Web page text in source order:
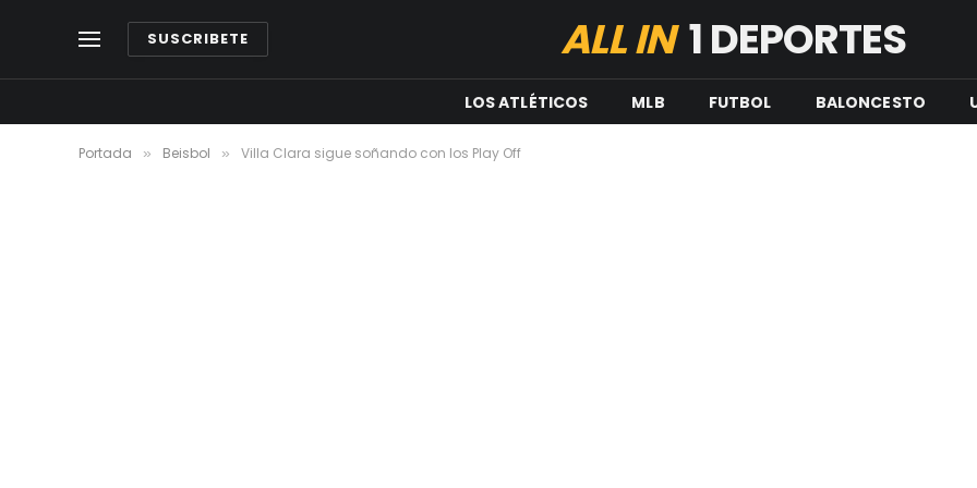
SUSCRIBETE ALL IN1 DEPORTES
LOS ATLÉTICOS MLB FUTBOL BALONCESTO
Portada » Beisbol » Villa Clara sigue soñando con los Play Off